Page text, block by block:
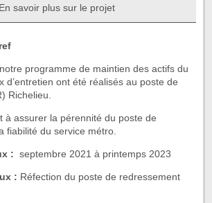
En savoir plus sur le projet
programme de maintien des actifs du
d’entretien ont été réalisés au poste de
Richelieu.
à assurer la pérennité du poste de
fiabilité du service métro.
: septembre 2021 à printemps 2023
: Réfection du poste de redressement